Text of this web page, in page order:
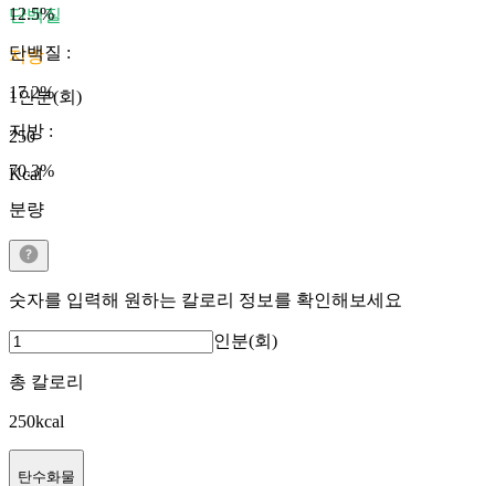
단백질
지방
1인분(회)
250
Kcal
12.5%
단백질 :
17.2%
지방 :
70.3%
분량
숫자를 입력해 원하는 칼로리 정보를 확인해보세요
인분(회)
총 칼로리
250kcal
탄수화물